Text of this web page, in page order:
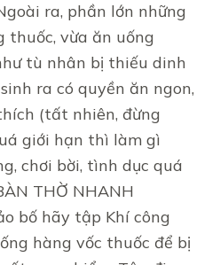
ra, phần lớn những
thuốc, vừa ăn uống
tù nhân bị thiếu dinh
ra có quyền ăn ngon,
(tất nhiên, đừng
giới hạn thì làm gì
chơi bời, tình dục quá
THỜ NHANH
bố hãy tập Khí công
hàng vốc thuốc để bị